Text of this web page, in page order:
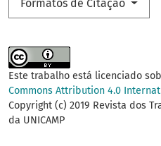
Formatos de Citação
Este trabalho está licenciado
Commons Attribution 4.0
Copyright (c) 2019 Revista dos
da UNICAMP